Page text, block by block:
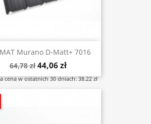
Murano D-Matt+ 7016
64,78 zł 44,06 zł
cena w ostatnich 30 dniach: 38.22 zł